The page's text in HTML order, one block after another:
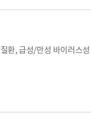
환, 급성/만성 바이러스